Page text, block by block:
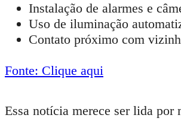
Instalação de alarmes e
Uso de iluminação
Contato próximo com
Fonte: Clique aqui
Essa notícia merece ser lida por